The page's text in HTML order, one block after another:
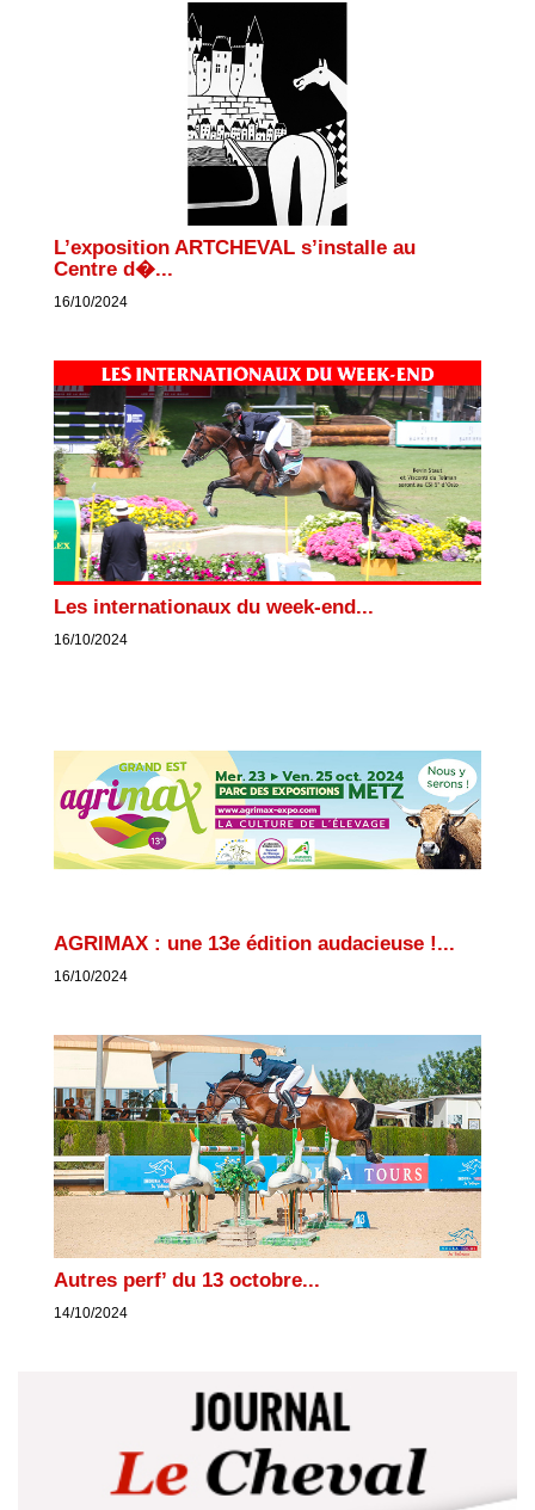
L’exposition ARTCHEVAL s’installe au
Centre d�...
16/10/2024
Les internationaux du week-end...
16/10/2024
AGRIMAX : une 13e édition audacieuse !...
16/10/2024
Autres perf’ du 13 octobre...
14/10/2024